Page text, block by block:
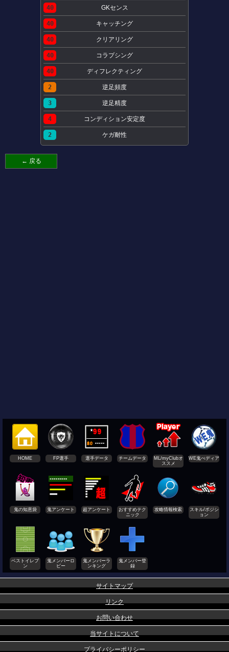
40 GKセンス
40 キャッチング
40 クリアリング
40 コラプシング
40 ディフレクティング
2 逆足頻度
3 逆足精度
4 コンディション安定度
2 ケガ耐性
← 戻る
HOME FP選手 選手データ チームデータ
ML/myClubオ
ススメ
WE鬼ぺディア
鬼の知恵袋 鬼アンケート 超アンケート
おすすめテク
ニック
攻略情報検索
スキル/ポジシ
ョン
ベストイレブ
ン
鬼メンバーロ
ビー
鬼メンバーラ
ンキング
鬼メンバー登
録
サイトマップ
リンク
お問い合わせ
当サイトについて
プライバシーポリシー